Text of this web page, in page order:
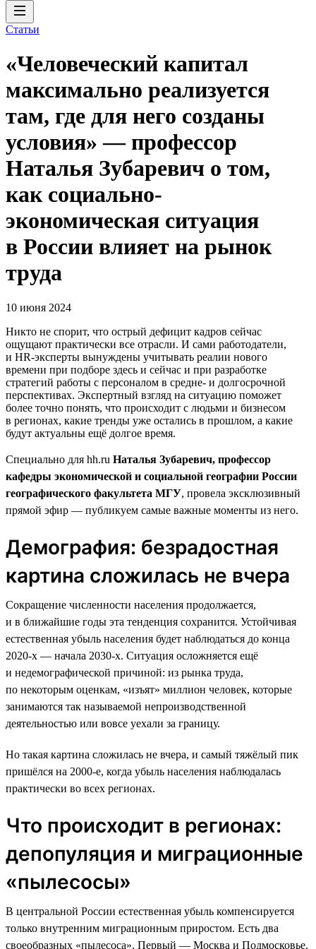
Статьи
«Человеческий капитал
максимально реализуется
там, где для него созданы
условия» — профессор
Наталья Зубаревич о том,
как социально-
экономическая ситуация
в России влияет на рынок
труда
10 июня 2024
Никто не спорит, что острый дефицит кадров сейчас
ощущают практически все отрасли. И сами работодатели,
и HR-эксперты вынуждены учитывать реалии нового
времени при подборе здесь и сейчас и при разработке
стратегий работы с персоналом в средне- и долгосрочной
перспективах. Экспертный взгляд на ситуацию поможет
более точно понять, что происходит с людьми и бизнесом
в регионах, какие тренды уже остались в прошлом, а какие
будут актуальны ещё долгое время.
Специально для hh.ru Наталья Зубаревич, профессор
кафедры экономической и социальной географии России
географического факультета МГУ, провела эксклюзивный
прямой эфир — публикуем самые важные моменты из него.
Демография: безрадостная
картина сложилась не вчера
Сокращение численности населения продолжается,
и в ближайшие годы эта тенденция сохранится. Устойчивая
естественная убыль населения будет наблюдаться до конца
2020-х — начала 2030-х. Ситуация осложняется ещё
и недемографической причиной: из рынка труда,
по некоторым оценкам, «изъят» миллион человек, которые
занимаются так называемой непроизводственной
деятельностью или вовсе уехали за границу.
Но такая картина сложилась не вчера, и самый тяжёлый пик
пришёлся на 2000-е, когда убыль населения наблюдалась
практически во всех регионах.
Что происходит в регионах:
депопуляция и миграционные
«пылесосы»
В центральной России естественная убыль компенсируется
только внутренним миграционным приростом. Есть два
своеобразных «пылесоса». Первый — Москва и Подмосковье.